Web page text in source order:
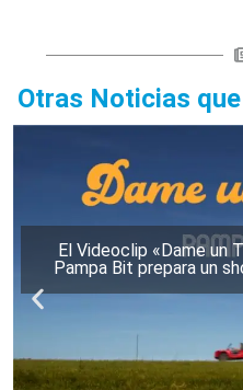
Otras Noticias
El Videoclip «Dame un
Pampa Bit prepara un